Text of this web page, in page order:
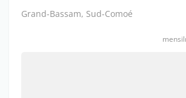
Grand-Bassam, Sud-Comoé